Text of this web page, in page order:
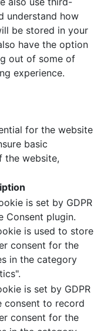
understand how
be stored in your
have the option
out of some of
experience.
for the website
basic
the website,
is set by GDPR
Consent plugin.
is used to store
consent for the
in the category
is set by GDPR
consent to record
consent for the